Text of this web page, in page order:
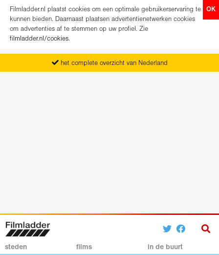
OK
Filmladder.nl plaatst cookies om een optimale gebruikerservaring te
kunnen bieden. Daarnaast plaatsen advertentienetwerken cookies
om advertenties af te stemmen op uw profiel. Zie
filmladder.nl/cookies.
het complete overzicht van Nederland
vanaf maandag het nieuwe programma
koop direct je kaartjes
steden films in de buurt